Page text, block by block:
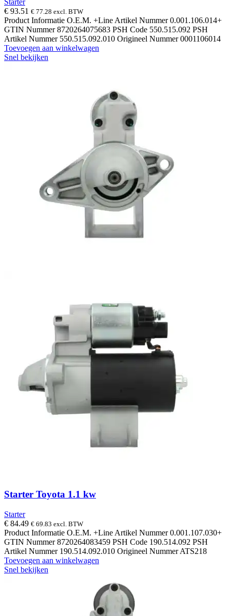
€ 93.51 € 77.28 excl. BTW
Product Informatie O.E.M. +Line Artikel Nummer 0.001.106.014+
GTIN Nummer 8720264075683 PSH Code 550.515.092 PSH
Artikel Nummer 550.515.092.010 Origineel Nummer 0001106014
Toevoegen aan winkelwagen
Snel bekijken
Starter Toyota 1.1 kw
Starter
€ 84.49 € 69.83 excl. BTW
Product Informatie O.E.M. +Line Artikel Nummer 0.001.107.030+
GTIN Nummer 8720264083459 PSH Code 190.514.092 PSH
Artikel Nummer 190.514.092.010 Origineel Nummer ATS218
Toevoegen aan winkelwagen
Snel bekijken